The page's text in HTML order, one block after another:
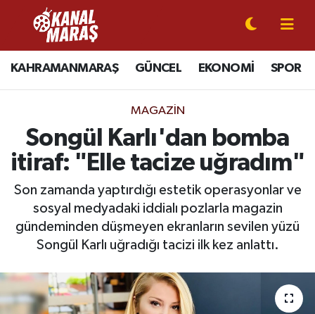
KAHRAMANMARAŞ GÜNCEL EKONOMİ SPOR
MAGAZİN
Songül Karlı'dan bomba
itiraf: "Elle tacize uğradım"
Son zamanda yaptırdığı estetik operasyonlar ve
sosyal medyadaki iddialı pozlarla magazin
gündeminden düşmeyen ekranların sevilen yüzü
Songül Karlı uğradığı tacizi ilk kez anlattı.
CANLI YAYIN
KAHRAMANMARAŞ
SPOR
SİYASET
EKONOMİ
MAGAZİN
Kahramanmaraş Nöbetçi Eczaneler
Kahramanmaraş Hava Durumu
Kahramanmaraş Trafik Yoğunluk Haritası
Süper Lig Puan Durumu ve Fikstür
Tüm Manşetler
Haber Arşivi